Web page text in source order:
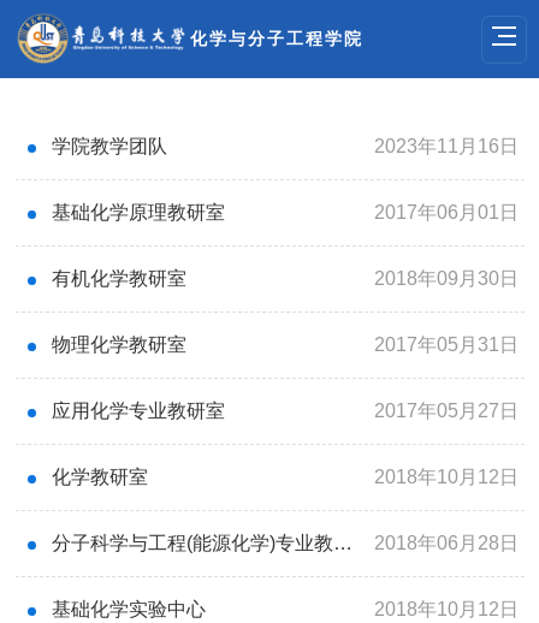
化学与分子工程学院
学院教学团队 2023年11月16日
基础化学原理教研室 2017年06月01日
有机化学教研室 2018年09月30日
物理化学教研室 2017年05月31日
应用化学专业教研室 2017年05月27日
化学教研室 2018年10月12日
分子科学与工程(能源化学)专业教研室 2018年06月28日
基础化学实验中心 2018年10月12日